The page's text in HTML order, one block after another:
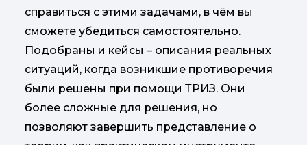
справиться с этими задачами, в чём вы
сможете убедиться самостоятельно.
Подобраны и кейсы – описания реальных
ситуаций, когда возникшие противоречия
были решены при помощи ТРИЗ. Они
более сложные для решения, но
позволяют завершить представление о